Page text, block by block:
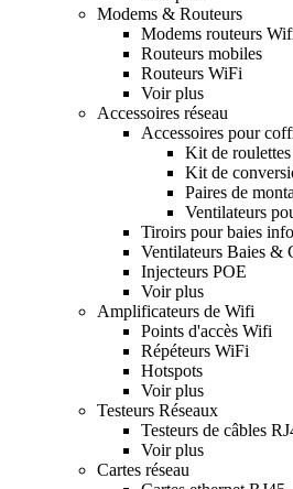
Modems & Routeurs
Modems routeurs
Routeurs mobiles
Routeurs WiFi
Voir plus
Accessoires réseau
Accessoires pour
Kit de
Kit de
Paires de
Ventilateurs
Tiroirs pour baies
Ventilateurs Baies &
Injecteurs POE
Voir plus
Amplificateurs de Wifi
Points d'accès Wifi
Répéteurs WiFi
Hotspots
Voir plus
Testeurs Réseaux
Testeurs de câbles
Voir plus
Cartes réseau